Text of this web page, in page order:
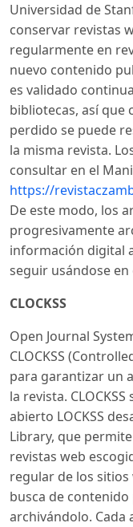
Universidad de
conservar revistas
regularmente en
nuevo contenido
es validado
bibliotecas, así que
perdido se puede
la misma revista.
consultar en el
https://
De este modo, los
progresivamente
información digital
seguir usándose
CLOCKSS
Open Journal
CLOCKSS
para garantizar un
la revista.
abierto LOCKSS
Library, que
revistas web
regular de los
busca de
archivándolo. Cada